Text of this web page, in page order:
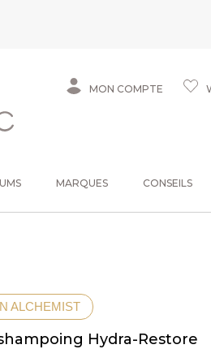
MON COMPTE
MARQUES CONSEILS
ALCHEMIST
Hydra-Restore